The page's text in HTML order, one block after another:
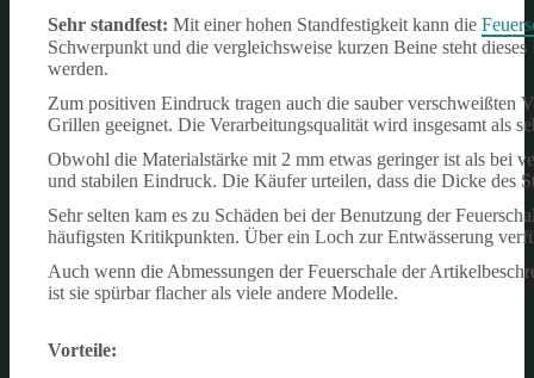
Sehr standfest: Mit einer hohen Standfestigkeit kann die
Schwerpunkt und die vergleichsweise kurzen Beine steht
werden.
Zum positiven Eindruck tragen auch die sauber verschweißten
Grillen geeignet. Die Verarbeitungsqualität wird insgesamt als
Obwohl die Materialstärke mit 2 mm etwas geringer ist als bei
und stabilen Eindruck. Die Käufer urteilen, dass die Dicke des
Sehr selten kam es zu Schäden bei der Benutzung der
häufigsten Kritikpunkten. Über ein Loch zur Entwässerung
Auch wenn die Abmessungen der Feuerschale der
ist sie spürbar flacher als viele andere Modelle.
Vorteile: